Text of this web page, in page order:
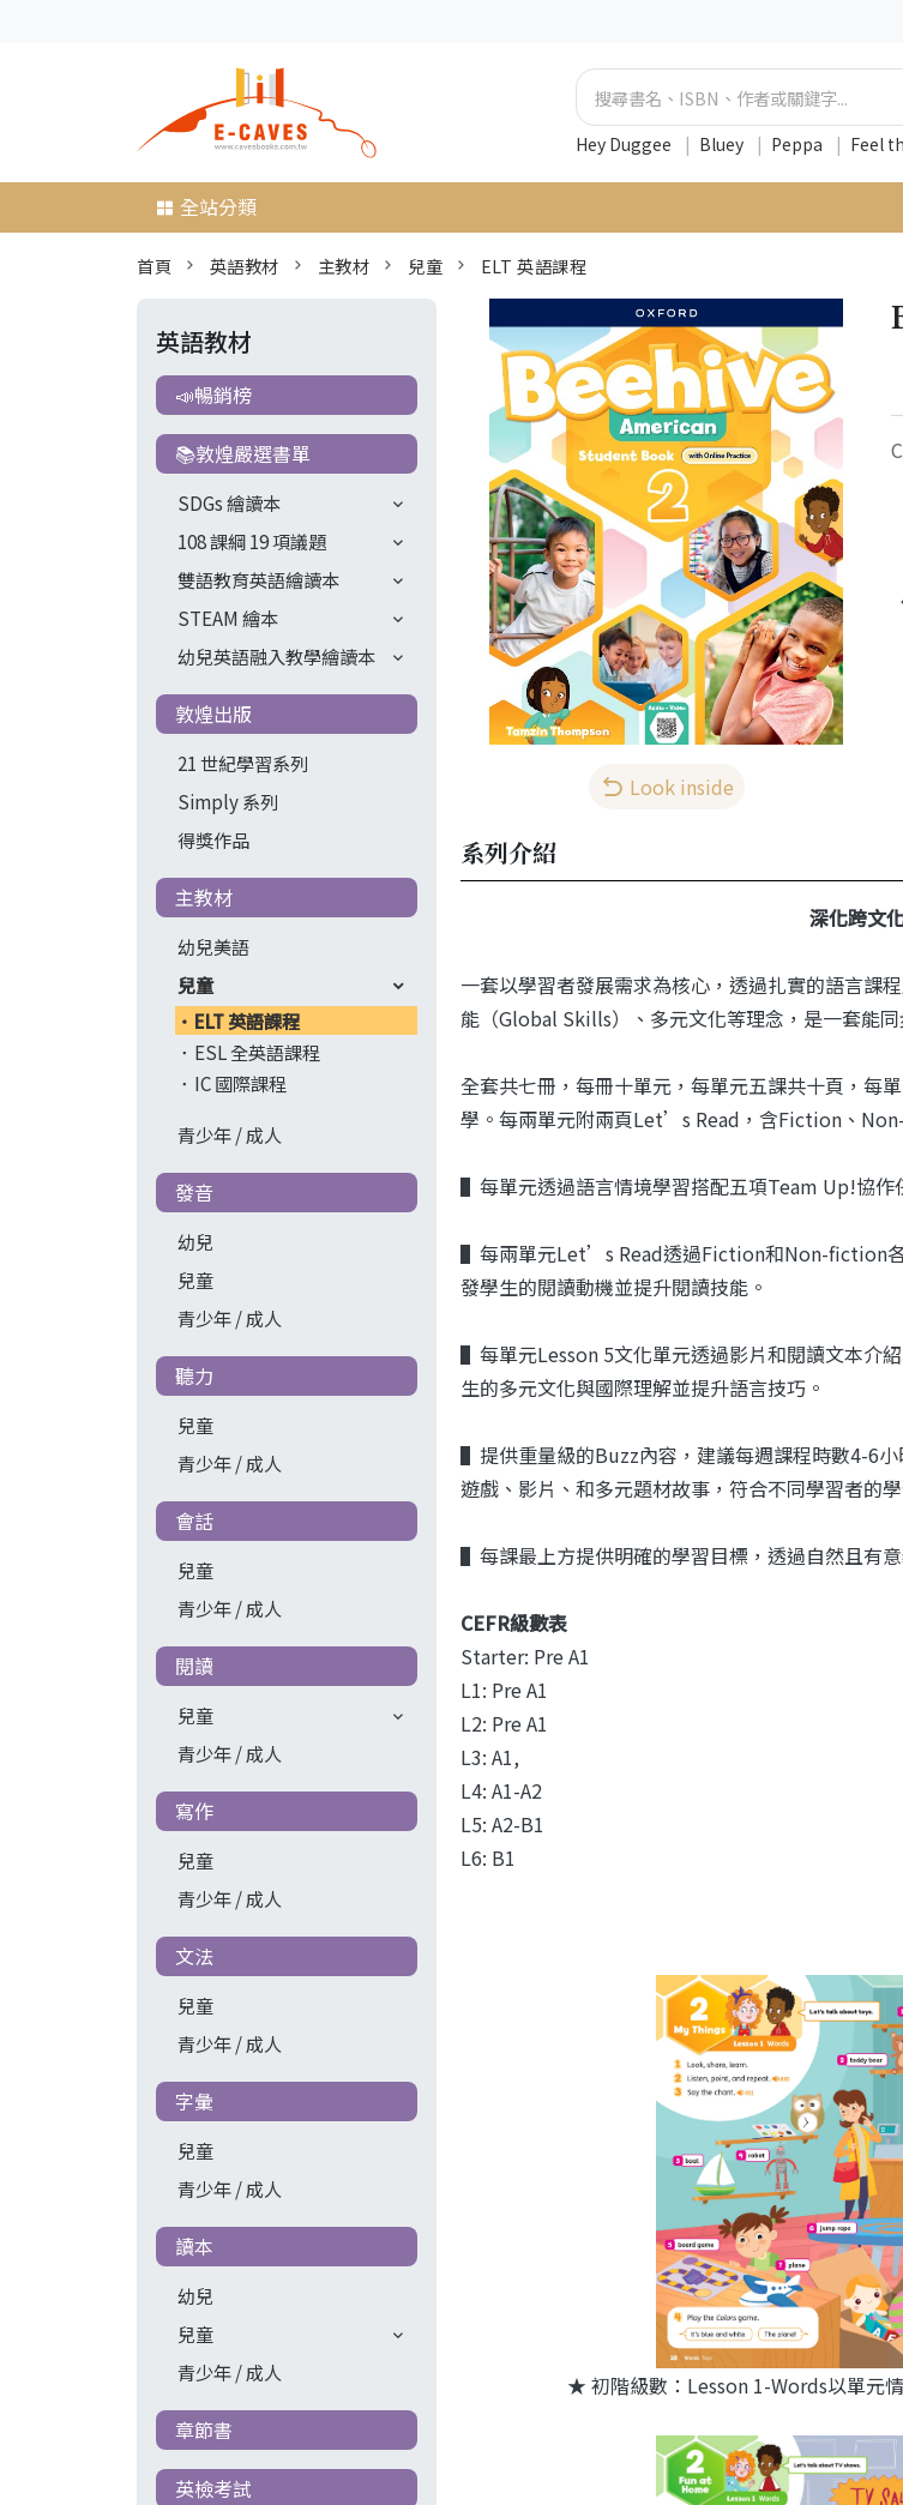
Hey Duggee | Bluey | Peppa | Feel
全站分類
首頁 英語教材 主教材 兒童 ELT 英語課程
英語教材
📣暢銷榜
📚敦煌嚴選書單
SDGs 繪讀本
108 課綱 19 項議題
雙語教育英語繪讀本
STEAM 繪本
幼兒英語融入教學繪讀本
敦煌出版
21 世紀學習系列
Simply 系列
得獎作品
主教材
幼兒美語
兒童
ELT 英語課程
ESL 全英語課程
IC 國際課程
青少年 / 成人
發音
幼兒
兒童
青少年 / 成人
聽力
兒童
青少年 / 成人
會話
兒童
青少年 / 成人
閱讀
兒童
青少年 / 成人
寫作
兒童
青少年 / 成人
文法
兒童
青少年 / 成人
字彙
兒童
青少年 / 成人
讀本
幼兒
兒童
青少年 / 成人
章節書
英檢考試
Look inside
Pre-
系列介紹
深化跨文
一套以學習者發展需求為核心，透過扎實的語言課
能（Global Skills）、多元文化等理念，是一套能
全套共七冊，每冊十單元，每單元五課共十頁，每
學。每兩單元附兩頁Let’s Read，含Fiction、
▌ 每單元透過語言情境學習搭配五項Team Up!協
▌ 每兩單元Let’s Read透過Fiction和Non-fiction
發學生的閱讀動機並提升閱讀技能。
▌ 每單元Lesson 5文化單元透過影片和閱讀文本介
生的多元文化與國際理解並提升語言技巧。
▌ 提供重量級的Buzz內容，建議每週課程時數4-6
遊戲、影片、和多元題材故事，符合不同學習者的
▌ 每課最上方提供明確的學習目標，透過自然且有
CEFR級數表
Starter: Pre A1
L1: Pre A1
L2: Pre A1
L3: A1,
L4: A1-A2
L5: A2-B1
L6: B1
★ 初階級數：Lesson 1-Words以單元